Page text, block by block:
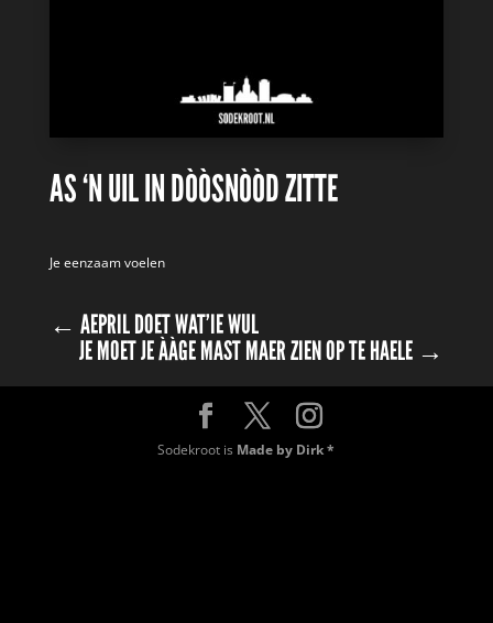
AS ‘N UIL IN DÒÒSNÒÒD ZITTE
Je eenzaam voelen
← AEPRIL DOET WAT’IE WUL
JE MOET JE ÀÀGE MAST MAER ZIEN OP TE HAELE →
Sodekroot is Made by Dirk *